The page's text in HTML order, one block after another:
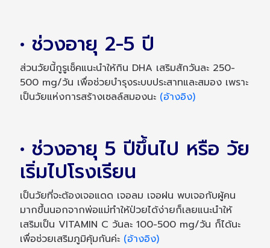
• ช่วงอายุ 2-5 ปี
ส่วนวัยนี้กูรูเช็คแนะนำให้กิน DHA เสริมสักวันละ 250-
500 mg/วัน เพื่อช่วยบำรุงระบบประสาทและสมอง เพราะ
เป็นวัยแห่งการสร้างเซลล์สมองนะ (อ้างอิง)
• ช่วงอายุ 5 ปีขึ้นไป หรือ วัย
เริ่มไปโรงเรียน
เป็นวัยที่จะต้องเจอแดด เจอลม เจอฝน พบเจอกับผู้คน
มากขึ้นนอกจากพ่อแม่ทำให้ป่วยได้ง่ายก็เลยแนะนำให้
เสริมเป็น VITAMIN C วันละ 100-500 mg/วัน ก็ได้นะ
เพื่อช่วยเสริมภูมิคุ้มกันค่ะ (อ้างอิง)